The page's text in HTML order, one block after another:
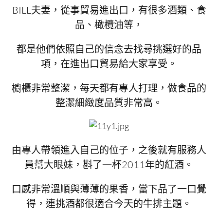
BILL夫妻，從事貿易進出口，有很多酒類、食
品、橄欖油等，
都是他們依照自己的信念去找尋挑選好的品
項，在進出口貿易給大家享受。
櫥櫃非常整潔，每天都有專人打理，做食品的
整潔細緻度品質非常高。
由專人帶領進入自己的位子，之後就有服務人
員幫大眼妹，斟了一杯2011年的紅酒。
口感非常溫順與薄薄的果香，當下品了一口覺
得，連挑酒都很適合今天的牛排主題。